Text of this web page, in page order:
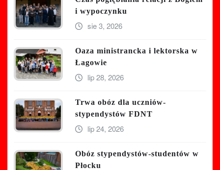
i wypoczynku
sie 3, 2026
Oaza ministrancka i lektorska w
Łagowie
lip 28, 2026
Trwa obóz dla uczniów-
stypendystów FDNT
lip 24, 2026
Obóz stypendystów-studentów w
Płocku